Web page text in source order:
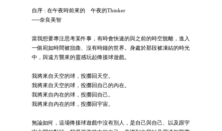
自序 : 在午夜時前來的 午夜的Thinker
──奈良美智
當我想要專注思考某件事，有時會快速的與之前的時空脫離，進入
一個宛如時間被扭曲、沒有時鐘的世界。身處於那段被凍結的時光
中，與遠方襲來的靈感玩起傳接球遊戲。
我將來自天空的球，投擲回天空。
我將來自天空的球，投擲回自己的內在。
我將來自內在的球，投擲回自己。
我將來自內在的球，投擲回宇宙。
無論如何，這場傳接球遊戲中沒有別人，是自己與自己、以及跟宇